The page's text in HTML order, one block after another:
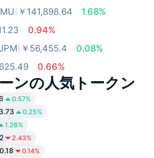
MU ￥141,898.64
1.68%
0.94%
￥56,455.4
0.08%
0.66%
ンの人気トークン
0.57%
0.25%
1.26%
2.43%
0.14%